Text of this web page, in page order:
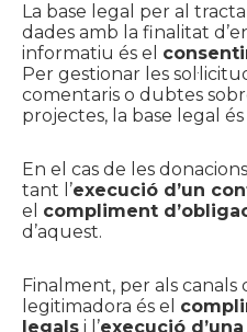
La base legal per al
dades amb la finalitat
informatiu és el
Per gestionar les
comentaris o dubtes
projectes, la base legal és
En el cas de les
tant l’execució d’un
el compliment
d’aquest.
Finalment, per als canals
legitimadora és el
legals i l’execució